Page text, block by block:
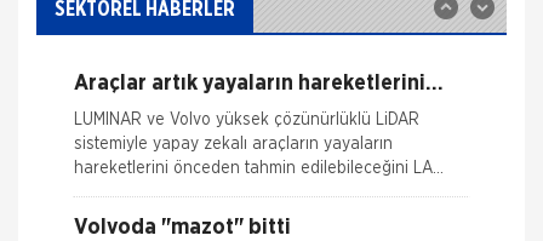
Kasko Hasar Dosyasında İstenilen Bilgiler
Kaza Tespit Tutanağı
Nakliye Hasarı İçin Gerekli Bilgiler
SEKTÖREL HABERLER
Araçlar artık yayaların hareketlerini
tahmin edebilecek
LUMINAR ve Volvo yüksek çözünürlüklü LiDAR
sistemiyle yapay zekalı araçların yayaların
hareketlerini önceden tahmin edilebileceğini LA
Auto Show
Volvoda "mazot" bitti